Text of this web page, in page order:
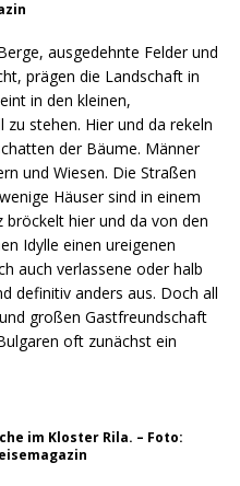
ausgedehnte Felder und
prägen die Landschaft in
in den kleinen,
stehen. Hier und da rekeln
der Bäume. Männer
und Wiesen. Die Straßen
Häuser sind in einem
hier und da von den
Idylle einen ureigenen
auch verlassene oder halb
definitiv anders aus. Doch all
großen Gastfreundschaft
oft zunächst ein
im Kloster Rila. – Foto: